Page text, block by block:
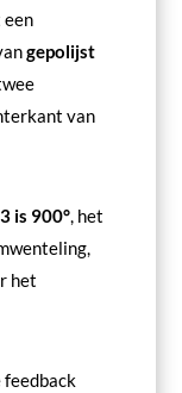
een
gepolijst
van
is 900°, het
het
feedback